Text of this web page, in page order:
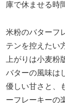
庫で休ませる時
米粉のバターフ
テンを控えたい
上がりは小麦粉
バターの風味は
優しい甘さと、
ーフレーキーの